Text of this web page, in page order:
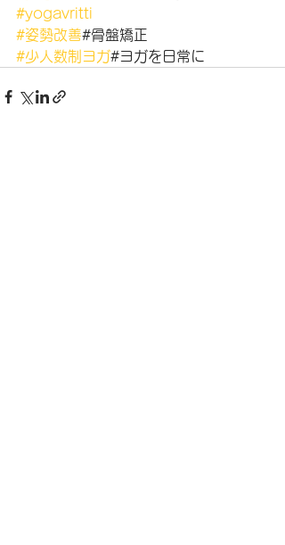
#yogavritti
#姿勢改善#骨盤矯正
#少人数制ヨガ#ヨガを日常に